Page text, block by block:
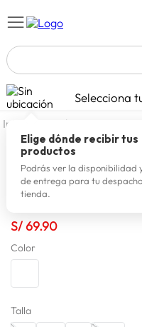
TÉRMINOS MÁS BUSCADOS
1. zapatillas mujer
2. celulares
3. zapatillas hombre
4. moda
7.
8.
9.
Selecciona
Elige dónde recibir tus
productos
Podrás ver la disponibilidad
de entrega para tu
tienda.
moda y accesorios
HUNTINGTON
Huntington Polo M/
S/69.90
Color
Talla